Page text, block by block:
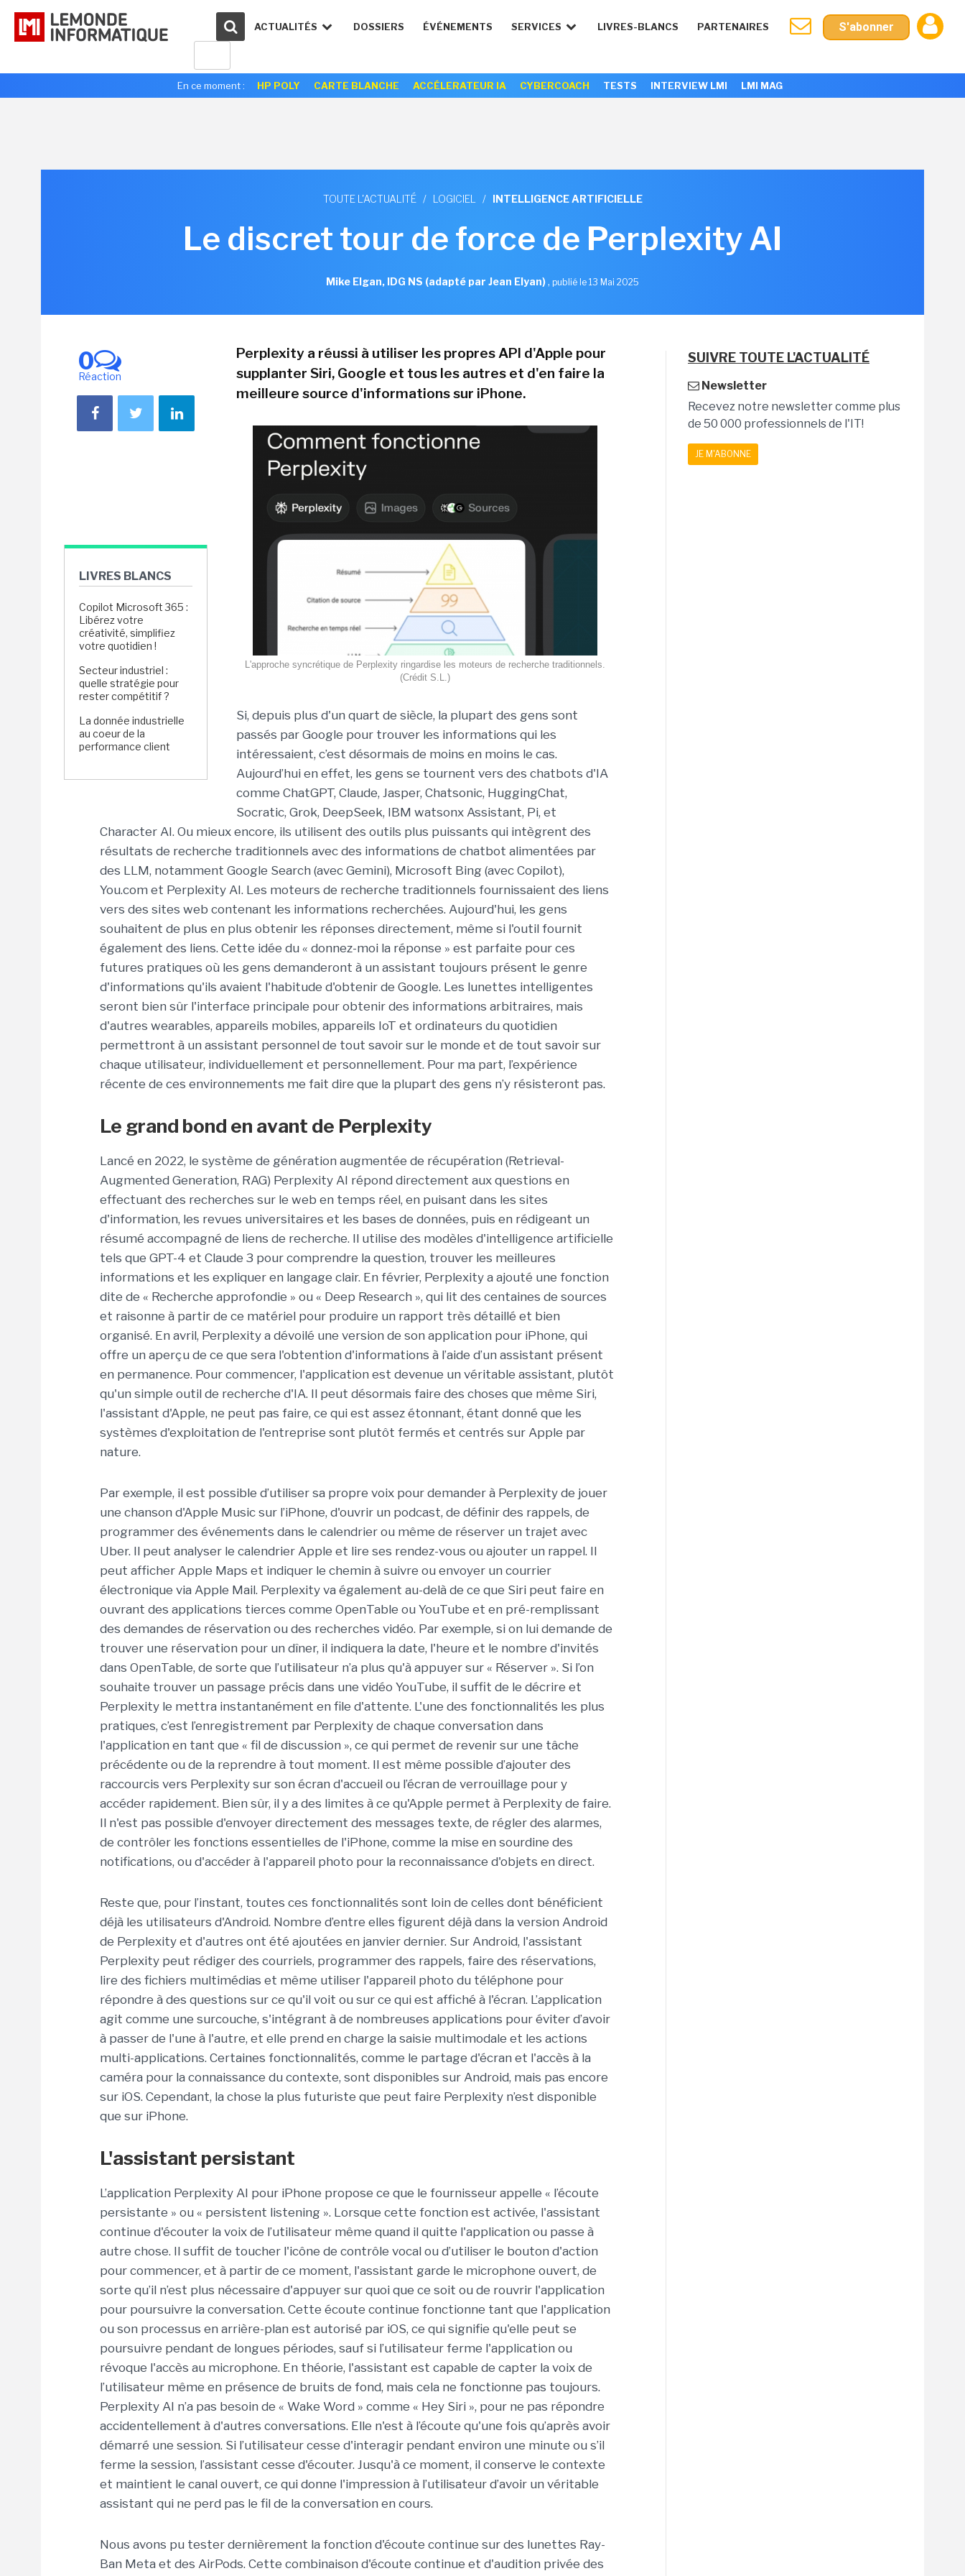
ACTUALITÉS DOSSIERS ÉVÉNEMENTS SERVICES LIVRES-BLANCS PARTENAIRES S'abonner
En ce moment : HP POLY CARTE BLANCHE ACCÉLERATEUR IA CYBERCOACH TESTS INTERVIEW LMI LMI MAG
TOUTE L'ACTUALITÉ / LOGICIEL / INTELLIGENCE ARTIFICIELLE
Le discret tour de force de Perplexity AI
Mike Elgan, IDG NS (adapté par Jean Elyan), publié le 13 Mai 2025
0
Réaction
LIVRES BLANCS
Copilot Microsoft 365 :
Libérez votre
créativité, simplifiez
votre quotidien !
Secteur industriel :
quelle stratégie pour
rester compétitif ?
La donnée industrielle
au coeur de la
performance client
Perplexity a réussi à utiliser les propres API d'Apple pour
supplanter Siri, Google et tous les autres et d'en faire la
meilleure source d'informations sur iPhone.
L'approche syncrétique de Perplexity ringardise les moteurs de recherche traditionnels.
(Crédit S.L.)
Si, depuis plus d'un quart de siècle, la plupart des gens sont
passés par Google pour trouver les informations qui les
intéressaient, c’est désormais de moins en moins le cas.
Aujourd’hui en effet, les gens se tournent vers des chatbots d'IA
comme ChatGPT, Claude, Jasper, Chatsonic, HuggingChat,
Socratic, Grok, DeepSeek, IBM watsonx Assistant, Pi, et
Character AI. Ou mieux encore, ils utilisent des outils plus puissants qui intègrent des
résultats de recherche traditionnels avec des informations de chatbot alimentées par
des LLM, notamment Google Search (avec Gemini), Microsoft Bing (avec Copilot),
You.com et Perplexity AI. Les moteurs de recherche traditionnels fournissaient des liens
vers des sites web contenant les informations recherchées. Aujourd'hui, les gens
souhaitent de plus en plus obtenir les réponses directement, même si l'outil fournit
également des liens. Cette idée du « donnez-moi la réponse » est parfaite pour ces
futures pratiques où les gens demanderont à un assistant toujours présent le genre
d'informations qu'ils avaient l'habitude d'obtenir de Google. Les lunettes intelligentes
seront bien sûr l'interface principale pour obtenir des informations arbitraires, mais
d'autres wearables, appareils mobiles, appareils IoT et ordinateurs du quotidien
permettront à un assistant personnel de tout savoir sur le monde et de tout savoir sur
chaque utilisateur, individuellement et personnellement. Pour ma part, l’expérience
récente de ces environnements me fait dire que la plupart des gens n’y résisteront pas.
Le grand bond en avant de Perplexity
Lancé en 2022, le système de génération augmentée de récupération (Retrieval-
Augmented Generation, RAG) Perplexity AI répond directement aux questions en
effectuant des recherches sur le web en temps réel, en puisant dans les sites
d'information, les revues universitaires et les bases de données, puis en rédigeant un
résumé accompagné de liens de recherche. Il utilise des modèles d'intelligence artificielle
tels que GPT-4 et Claude 3 pour comprendre la question, trouver les meilleures
informations et les expliquer en langage clair. En février, Perplexity a ajouté une fonction
dite de « Recherche approfondie » ou « Deep Research », qui lit des centaines de sources
et raisonne à partir de ce matériel pour produire un rapport très détaillé et bien
organisé. En avril, Perplexity a dévoilé une version de son application pour iPhone, qui
offre un aperçu de ce que sera l'obtention d'informations à l’aide d’un assistant présent
en permanence. Pour commencer, l'application est devenue un véritable assistant, plutôt
qu'un simple outil de recherche d'IA. Il peut désormais faire des choses que même Siri,
l'assistant d'Apple, ne peut pas faire, ce qui est assez étonnant, étant donné que les
systèmes d'exploitation de l'entreprise sont plutôt fermés et centrés sur Apple par
nature.
Par exemple, il est possible d’utiliser sa propre voix pour demander à Perplexity de jouer
une chanson d'Apple Music sur l’iPhone, d'ouvrir un podcast, de définir des rappels, de
programmer des événements dans le calendrier ou même de réserver un trajet avec
Uber. Il peut analyser le calendrier Apple et lire ses rendez-vous ou ajouter un rappel. Il
peut afficher Apple Maps et indiquer le chemin à suivre ou envoyer un courrier
électronique via Apple Mail. Perplexity va également au-delà de ce que Siri peut faire en
ouvrant des applications tierces comme OpenTable ou YouTube et en pré-remplissant
des demandes de réservation ou des recherches vidéo. Par exemple, si on lui demande de
trouver une réservation pour un dîner, il indiquera la date, l'heure et le nombre d'invités
dans OpenTable, de sorte que l’utilisateur n’a plus qu'à appuyer sur « Réserver ». Si l’on
souhaite trouver un passage précis dans une vidéo YouTube, il suffit de le décrire et
Perplexity le mettra instantanément en file d'attente. L'une des fonctionnalités les plus
pratiques, c’est l’enregistrement par Perplexity de chaque conversation dans
l'application en tant que « fil de discussion », ce qui permet de revenir sur une tâche
précédente ou de la reprendre à tout moment. Il est même possible d’ajouter des
raccourcis vers Perplexity sur son écran d'accueil ou l’écran de verrouillage pour y
accéder rapidement. Bien sûr, il y a des limites à ce qu'Apple permet à Perplexity de faire.
Il n'est pas possible d'envoyer directement des messages texte, de régler des alarmes,
de contrôler les fonctions essentielles de l'iPhone, comme la mise en sourdine des
notifications, ou d'accéder à l'appareil photo pour la reconnaissance d'objets en direct.
Reste que, pour l’instant, toutes ces fonctionnalités sont loin de celles dont bénéficient
déjà les utilisateurs d'Android. Nombre d’entre elles figurent déjà dans la version Android
de Perplexity et d'autres ont été ajoutées en janvier dernier. Sur Android, l'assistant
Perplexity peut rédiger des courriels, programmer des rappels, faire des réservations,
lire des fichiers multimédias et même utiliser l'appareil photo du téléphone pour
répondre à des questions sur ce qu'il voit ou sur ce qui est affiché à l'écran. L’application
agit comme une surcouche, s'intégrant à de nombreuses applications pour éviter d’avoir
à passer de l'une à l'autre, et elle prend en charge la saisie multimodale et les actions
multi-applications. Certaines fonctionnalités, comme le partage d'écran et l'accès à la
caméra pour la connaissance du contexte, sont disponibles sur Android, mais pas encore
sur iOS. Cependant, la chose la plus futuriste que peut faire Perplexity n’est disponible
que sur iPhone.
L'assistant persistant
L’application Perplexity AI pour iPhone propose ce que le fournisseur appelle « l’écoute
persistante » ou « persistent listening ». Lorsque cette fonction est activée, l'assistant
continue d'écouter la voix de l’utilisateur même quand il quitte l'application ou passe à
autre chose. Il suffit de toucher l'icône de contrôle vocal ou d’utiliser le bouton d'action
pour commencer, et à partir de ce moment, l'assistant garde le microphone ouvert, de
sorte qu’il n’est plus nécessaire d'appuyer sur quoi que ce soit ou de rouvrir l'application
pour poursuivre la conversation. Cette écoute continue fonctionne tant que l'application
ou son processus en arrière-plan est autorisé par iOS, ce qui signifie qu'elle peut se
poursuivre pendant de longues périodes, sauf si l’utilisateur ferme l'application ou
révoque l'accès au microphone. En théorie, l'assistant est capable de capter la voix de
l’utilisateur même en présence de bruits de fond, mais cela ne fonctionne pas toujours.
Perplexity AI n’a pas besoin de « Wake Word » comme « Hey Siri », pour ne pas répondre
accidentellement à d'autres conversations. Elle n'est à l’écoute qu'une fois qu’après avoir
démarré une session. Si l’utilisateur cesse d'interagir pendant environ une minute ou s’il
ferme la session, l’assistant cesse d'écouter. Jusqu'à ce moment, il conserve le contexte
et maintient le canal ouvert, ce qui donne l'impression à l’utilisateur d’avoir un véritable
assistant qui ne perd pas le fil de la conversation en cours.
Nous avons pu tester dernièrement la fonction d'écoute continue sur des lunettes Ray-
Ban Meta et des AirPods. Cette combinaison d'écoute continue et d'audition privée des
SUIVRE TOUTE L'ACTUALITÉ
Newsletter
Recevez notre newsletter comme plus
de 50 000 professionnels de l'IT!
JE M'ABONNE